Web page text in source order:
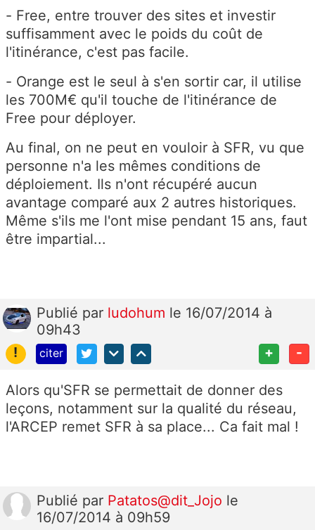
- Free, entre trouver des sites et investir
suffisamment avec le poids du coût de
l'itinérance, c'est pas facile.
- Orange est le seul à s'en sortir car, il utilise
les 700M€ qu'il touche de l'itinérance de
Free pour déployer.
Au final, on ne peut en vouloir à SFR, vu que
personne n'a les mêmes conditions de
déploiement. Ils n'ont récupéré aucun
avantage comparé aux 2 autres historiques.
Même s'ils me l'ont mise pendant 15 ans, faut
être impartial...
Publié par ludohum le 16/07/2014 à
09h43
!
citer + -
Alors qu'SFR se permettait de donner des
leçons, notamment sur la qualité du réseau,
l'ARCEP remet SFR à sa place... Ca fait mal !
Publié par Patatos@dit_Jojo le
16/07/2014 à 09h59